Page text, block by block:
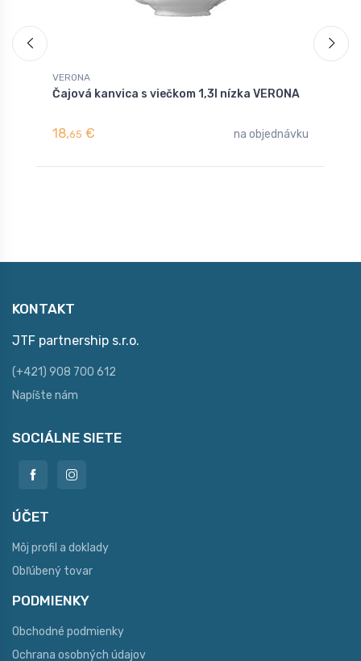
VERONA
Čajová kanvica s viečkom 1,3l nízka VERONA
18,65 € na objednávku
KONTAKT
JTF partnership s.r.o.
(+421) 908 700 612
Napíšte nám
SOCIÁLNE SIETE
ÚČET
Môj profil a doklady
Obľúbený tovar
PODMIENKY
Obchodné podmienky
Ochrana osobných údajov